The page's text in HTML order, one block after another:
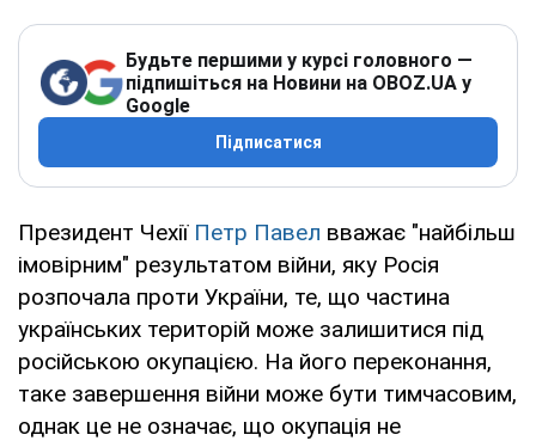
Будьте першими у курсі головного —
підпишіться на Новини на OBOZ.UA у
Google
Підписатися
Президент Чехії Петр Павел вважає "найбільш
імовірним" результатом війни, яку Росія
розпочала проти України, те, що частина
українських територій може залишитися під
російською окупацією. На його переконання,
таке завершення війни може бути тимчасовим,
однак це не означає, що окупація не